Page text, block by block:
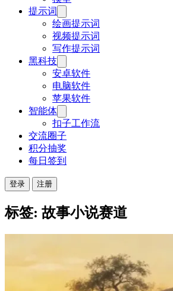
提示词
绘画提示词
视频提示词
写作提示词
黑科技
安卓软件
电脑软件
苹果软件
智能体
扣子工作流
交流圈子
积分抽奖
每日签到
登录 注册
标签: 故事小说赛道